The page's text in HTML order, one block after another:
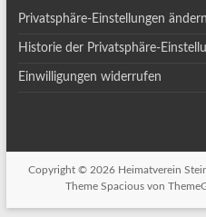
Privatsphäre-Einstellungen ändern
Historie der Privatsphäre-
Einwilligungen widerrufen
Copyright © 2026 Heimatverein
Theme Spaciousvon